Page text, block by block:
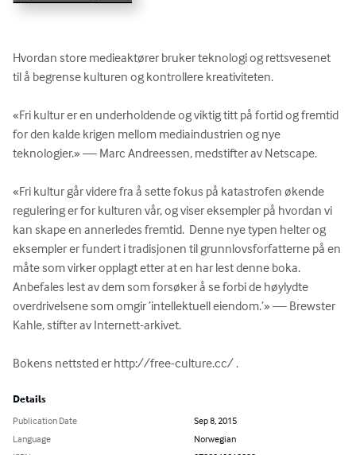
Hvordan store medieaktører bruker teknologi og rettsvesenet
til å begrense kulturen og kontrollere kreativiteten.
«Fri kultur er en underholdende og viktig titt på fortid og fremtid
for den kalde krigen mellom mediaindustrien og nye
teknologier.» — Marc Andreessen, medstifter av Netscape.
«Fri kultur går videre fra å sette fokus på katastrofen økende
regulering er for kulturen vår, og viser eksempler på hvordan vi
kan skape en annerledes fremtid.  Denne nye typen helter og
eksempler er fundert i tradisjonen til grunnlovsforfatterne på en
måte som virker opplagt etter at en har lest denne boka.
Anbefales lest av dem som forsøker å se forbi de høylydte
overdrivelsene som omgir ’intellektuell eiendom.’» — Brewster
Kahle, stifter av Internett-arkivet.
Bokens nettsted er http://free-culture.cc/ .
Details
Publication Date
Sep 8, 2015
Language
Norwegian